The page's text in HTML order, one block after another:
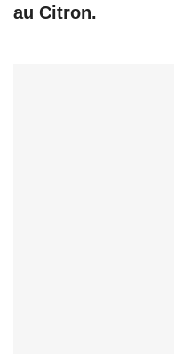
au Citron.